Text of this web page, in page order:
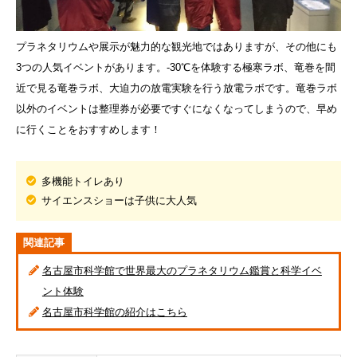
プラネタリウムや展示が魅力的な観光地ではありますが、その他にも
3つの人気イベントがあります。-30℃を体験する極寒ラボ、竜巻を間
近で見る竜巻ラボ、大迫力の放電実験を行う放電ラボです。竜巻ラボ
以外のイベントは整理券が必要ですぐになくなってしまうので、早め
に行くことをおすすめします！
多機能トイレあり
サイエンスショーは子供に大人気
関連記事
名古屋市科学館で世界最大のプラネタリウム鑑賞と科学イベ
ント体験
名古屋市科学館の紹介はこちら